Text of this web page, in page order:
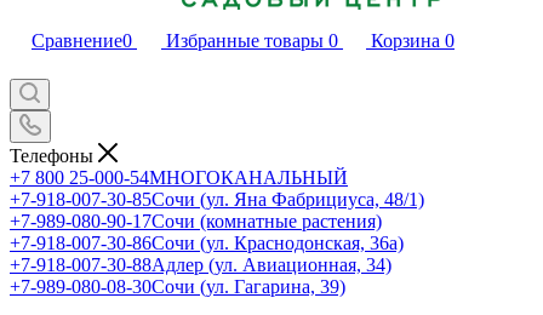
Сравнение0 Избранные товары 0 Корзина 0
Телефоны
+7 800 25-000-54МНОГОКАНАЛЬНЫЙ
+7-918-007-30-85Сочи (ул. Яна Фабрициуса, 48/1)
+7-989-080-90-17Сочи (комнатные растения)
+7-918-007-30-86Сочи (ул. Краснодонская, 36а)
+7-918-007-30-88Адлер (ул. Авиационная, 34)
+7-989-080-08-30Сочи (ул. Гагарина, 39)